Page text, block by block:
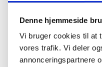
Denne hjemmeside
Vi bruger cookies til at
vores trafik. Vi deler
annonceringspartnere